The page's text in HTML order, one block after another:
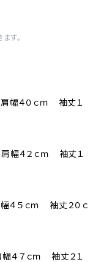
す。
幅４０ｃｍ 袖丈１
幅４２ｃｍ 袖丈１
４５ｃｍ 袖丈２０ｃ
４７ｃｍ 袖丈２１